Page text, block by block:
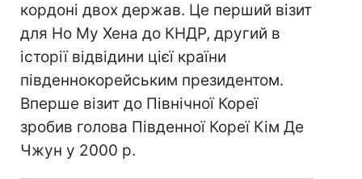
кордоні двох держав. Це перший візит
для Но Му Хена до КНДР, другий в
історії відвідини цієї країни
південнокорейським президентом.
Вперше візит до Північної Кореї
зробив голова Південної Кореї Кім Де
Чжун у 2000 р.